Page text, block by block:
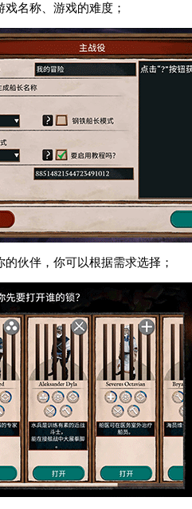
名称、游戏的难度；
伙伴，你可以根据需求选择；